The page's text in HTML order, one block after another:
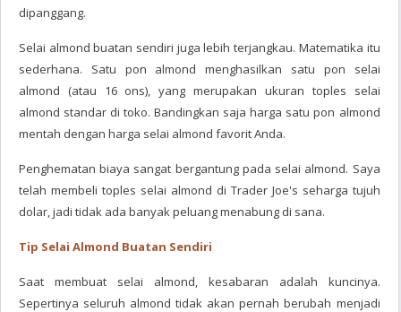
dipanggang.
Selai almond buatan sendiri juga lebih terjangkau. Matematika itu
sederhana. Satu pon almond menghasilkan satu pon selai
almond (atau 16 ons), yang merupakan ukuran toples selai
almond standar di toko. Bandingkan saja harga satu pon almond
mentah dengan harga selai almond favorit Anda.
Penghematan biaya sangat bergantung pada selai almond. Saya
telah membeli toples selai almond di Trader Joe's seharga tujuh
dolar, jadi tidak ada banyak peluang menabung di sana.
Tip Selai Almond Buatan Sendiri
Saat membuat selai almond, kesabaran adalah kuncinya.
Sepertinya seluruh almond tidak akan pernah berubah menjadi